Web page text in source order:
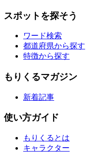
スポットを探そう
ワード検索
都道府県から探す
特徴から探す
もりくるマガジン
新着記事
使い方ガイド
もりくるとは
キャラクター